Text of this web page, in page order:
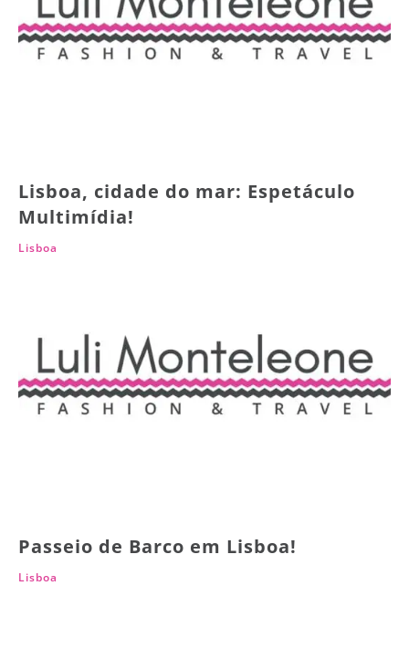
Lisboa, cidade do mar: Espetáculo
Multimídia!
Lisboa
Passeio de Barco em Lisboa!
Lisboa